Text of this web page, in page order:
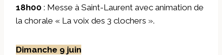
18h00 : Messe à Saint-Laurent avec animation de
la chorale « La voix des 3 clochers ».
Dimanche 9 juin